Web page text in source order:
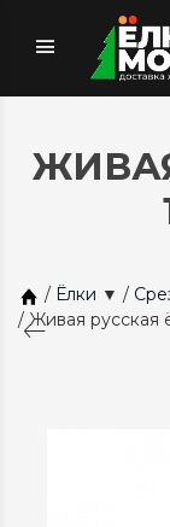
/ Ёлки ▼ /
/ Живая русская